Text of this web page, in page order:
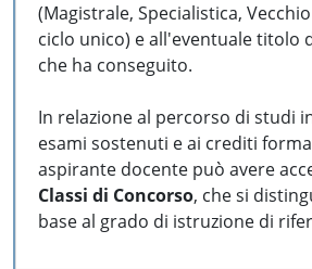
(Magistrale, Specialistica,
ciclo unico) e all'eventuale titolo
che ha conseguito.
In relazione al percorso di studi
esami sostenuti e ai crediti
aspirante docente può avere
Classi di Concorso, che si
base al grado di istruzione di